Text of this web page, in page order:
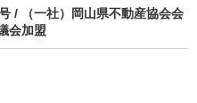
/ （一社）岡山県不動産協会会
会加盟